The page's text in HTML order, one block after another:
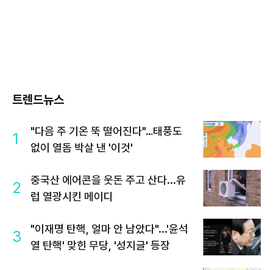
트렌드뉴스
1
"다음 주 기온 뚝 떨어진다"…태풍도
없이 열돔 박살 낸 '이것'
2
중국산 에어콘을 웃돈 주고 산다...유
럽 열광시킨 메이디
3
"이재명 탄핵, 얼마 안 남았다"...'윤석
열 탄핵' 맞힌 무당, '성지글' 등장